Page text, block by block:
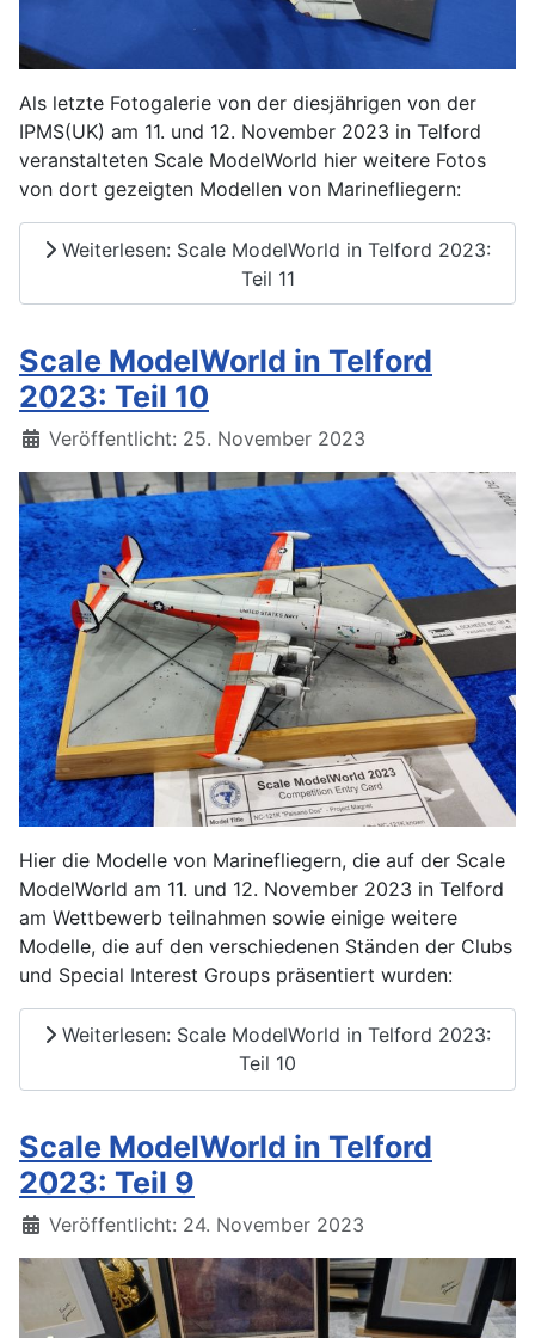
Als letzte Fotogalerie von der diesjährigen von der
IPMS(UK) am 11. und 12. November 2023 in Telford
veranstalteten Scale ModelWorld hier weitere Fotos
von dort gezeigten Modellen von Marinefliegern:
Weiterlesen: Scale ModelWorld in Telford 2023:
Teil 11
Scale ModelWorld in Telford
2023: Teil 10
Details
Veröffentlicht: 25. November 2023
Hier die Modelle von Marinefliegern, die auf der Scale
ModelWorld am 11. und 12. November 2023 in Telford
am Wettbewerb teilnahmen sowie einige weitere
Modelle, die auf den verschiedenen Ständen der Clubs
und Special Interest Groups präsentiert wurden:
Weiterlesen: Scale ModelWorld in Telford 2023:
Teil 10
Scale ModelWorld in Telford
2023: Teil 9
Details
Veröffentlicht: 24. November 2023